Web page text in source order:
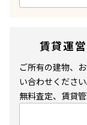
賃貸運
ご所有の建物、
い合わせください
無料査定、賃貸